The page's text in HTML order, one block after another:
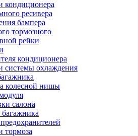
кондиционера
ресивера
бампера
тормозного
рейки
кондиционера
системы охлаждения
колесной нишы
салона
тормоза